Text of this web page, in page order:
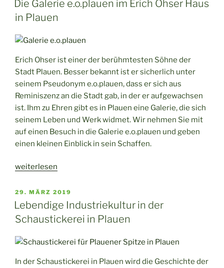
Ausflug“
Die Galerie e.o.plauen im Erich Ohser Haus
in Plauen
Erich Ohser ist einer der berühmtesten Söhne der
Stadt Plauen. Besser bekannt ist er sicherlich unter
seinem Pseudonym e.o.plauen, dass er sich aus
Reminiszenz an die Stadt gab, in der er aufgewachsen
ist. Ihm zu Ehren gibt es in Plauen eine Galerie, die sich
seinem Leben und Werk widmet. Wir nehmen Sie mit
auf einen Besuch in die Galerie e.o.plauen und geben
einen kleinen Einblick in sein Schaffen.
„Die
e.o.plauen
im
Erich
Ohser
Haus
Plauen“
weiterlesen
VERÖFFENTLICHT
AM
29. MÄRZ 2019
Lebendige Industriekultur in der
Schaustickerei in Plauen
In der Schaustickerei in Plauen wird die Geschichte der